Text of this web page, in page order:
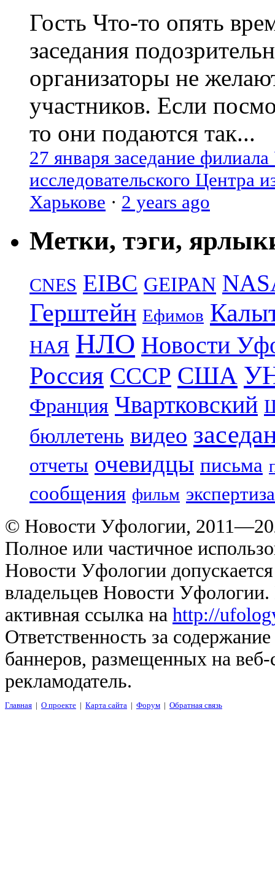
Гость Что-то опять
заседания
организаторы не
участников. Если
то они подаются так...
27 января заседание
исследовательского Центра
Харькове · 2 years ago
Метки, тэги,
CNES EIBC GEIPAN
Герштейн Ефимов
НАЯ НЛО Новости
Россия СССР США
Франция Чвартковский
бюллетень видео
отчеты очевидцы письма
сообщения фильм экспертиза
© Новости Уфологии,
Полное или частичное
Новости Уфологии
владельцев Новости
активная ссылка на http://
Ответственность за
баннеров, размещенных на
рекламодатель.
Главная | О проекте | Карта сайта | Форум | Обратная связь